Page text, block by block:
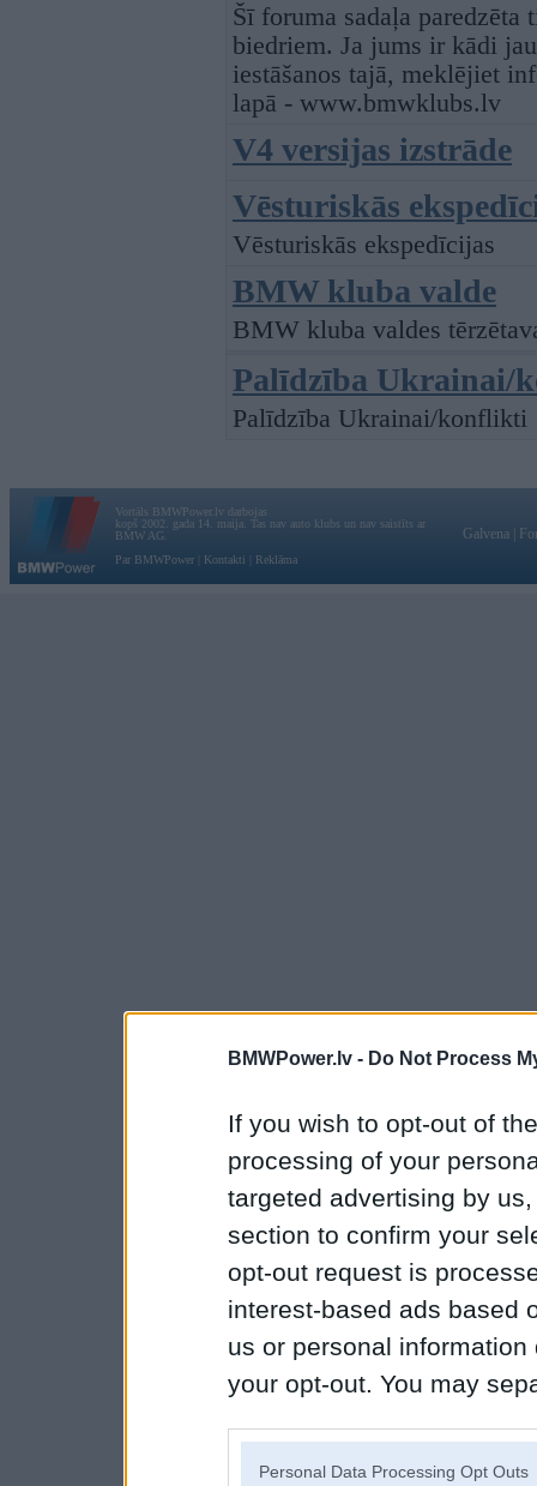
BMWPower.lv - Do Not Process
If you wish to opt-out of
processing of your
targeted advertising by
section to confirm your
opt-out request is
interest-based ads based
us or personal
your opt-out. You may
Personal Data Processing Opt Outs
Šī foruma sadaļa
biedriem. Ja jums ir kādi
iestāšanos tajā, meklējiet
lapā - www.bmwklubs.lv
V4 versijas izstrāde
Vēsturiskās
Vēsturiskās ekspedīcijas
BMW kluba valde
BMW kluba valdes
Palīdzība Ukrainai/
Palīdzība Ukrainai/konflikti
Vortāls BMWPower.lv darbojas
kopš 2002. gada 14. maija. Tas nav auto klubs un nav saistīts ar
BMW AG.
Par BMWPower
Kontakti Reklāma
Galvena